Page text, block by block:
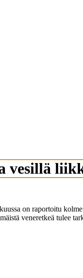
vesillä
on raportoitu
veneretkeä tulee